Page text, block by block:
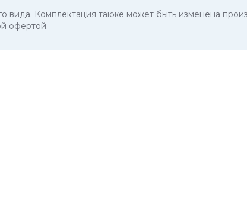
вида. Комплектация также может быть изменена
офертой.